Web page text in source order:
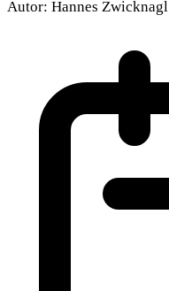
Autor: Hannes Zwicknagl